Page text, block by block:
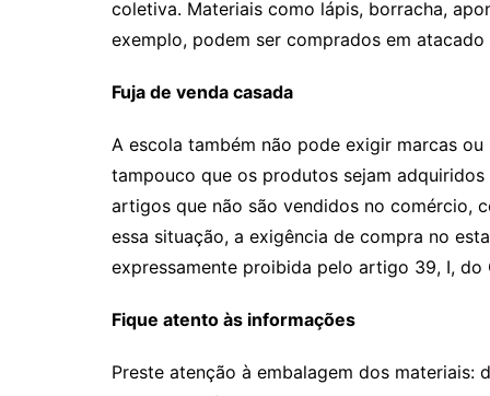
coletiva. Materiais como lápis, borracha,
exemplo, podem ser comprados em
Fuja de venda casada
A escola também não pode exigir marcas
tampouco que os produtos sejam
artigos que não são vendidos no comércio,
essa situação, a exigência de compra no
expressamente proibida pelo artigo 39, I,
Fique atento às informações
Preste atenção à embalagem dos materiais: